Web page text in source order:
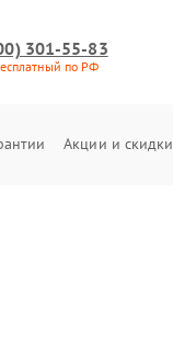
301-55-83
по РФ
Акции и скидки